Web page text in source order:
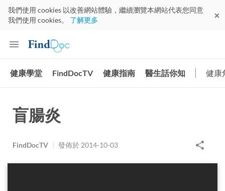
我們使用 cookies 以改善網站體驗，繼續瀏覽本網站代表您同意
我們使用 cookies。 了解更多
健康學堂 FindDocTV 健康指南 醫生話你知 健康
盲腸炎
FindDocTV | 發佈於 2014-10-03